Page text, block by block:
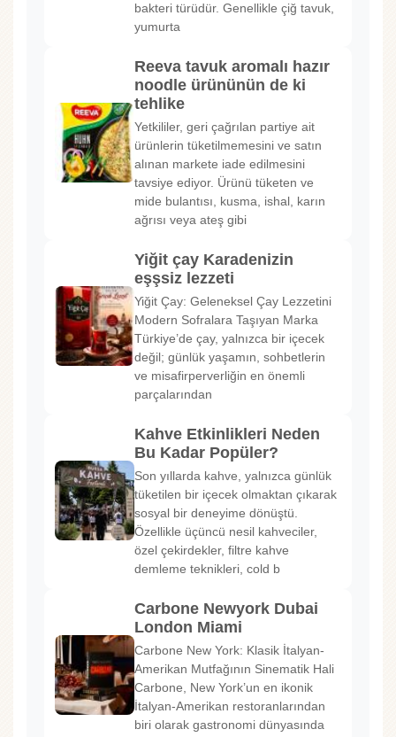
bakteri türüdür. Genellikle çiğ tavuk,
yumurta
Reeva tavuk aromalı hazır
noodle ürününün de ki
tehlike
Yetkililer, geri çağrılan partiye ait
ürünlerin tüketilmemesini ve satın
alınan markete iade edilmesini
tavsiye ediyor. Ürünü tüketen ve
mide bulantısı, kusma, ishal, karın
ağrısı veya ateş gibi
Yiğit çay Karadenizin
eşşsiz lezzeti
Yiğit Çay: Geleneksel Çay Lezzetini
Modern Sofralara Taşıyan Marka
Türkiye’de çay, yalnızca bir içecek
değil; günlük yaşamın, sohbetlerin
ve misafirperverliğin en önemli
parçalarından
Kahve Etkinlikleri Neden
Bu Kadar Popüler?
Son yıllarda kahve, yalnızca günlük
tüketilen bir içecek olmaktan çıkarak
sosyal bir deneyime dönüştü.
Özellikle üçüncü nesil kahveciler,
özel çekirdekler, filtre kahve
demleme teknikleri, cold b
Carbone Newyork Dubai
London Miami
Carbone New York: Klasik İtalyan-
Amerikan Mutfağının Sinematik Hali
Carbone, New York’un en ikonik
İtalyan-Amerikan restoranlarından
biri olarak gastronomi dünyasında